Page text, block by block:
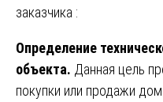
заказчика :
Определение
объекта. Данная цель
покупки или продажи